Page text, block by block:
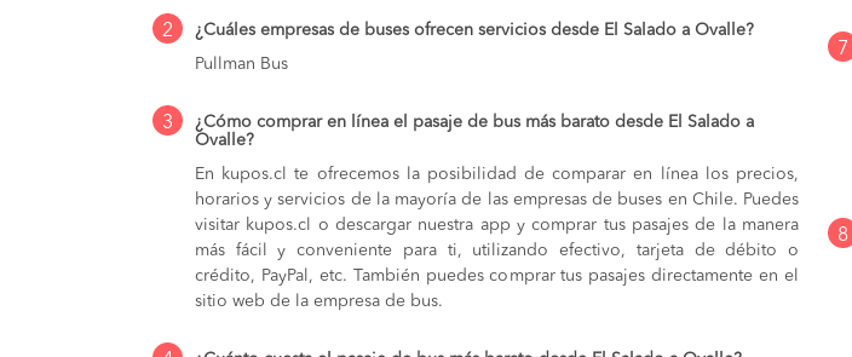
2
¿Cuáles empresas de buses ofrecen servicios desde El Salado a Ovalle?
Pullman Bus
3
¿Cómo comprar en línea el pasaje de bus más barato desde El Salado a
Ovalle?
En kupos.cl te ofrecemos la posibilidad de comparar en línea los precios,
horarios y servicios de la mayoría de las empresas de buses en Chile. Puedes
visitar kupos.cl o descargar nuestra app y comprar tus pasajes de la manera
más fácil y conveniente para ti, utilizando efectivo, tarjeta de débito o
crédito, PayPal, etc. También puedes comprar tus pasajes directamente en el
sitio web de la empresa de bus.
7
8